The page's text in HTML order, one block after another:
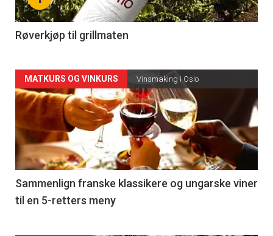
-
4
Røverkjøp til grillmaten
Forsiden
akkurat
nå
-
5
MATKURS OG VINKURS Vinsmaking i Oslo
Sammenlign franske klassikere og ungarske viner
til en 5-retters meny